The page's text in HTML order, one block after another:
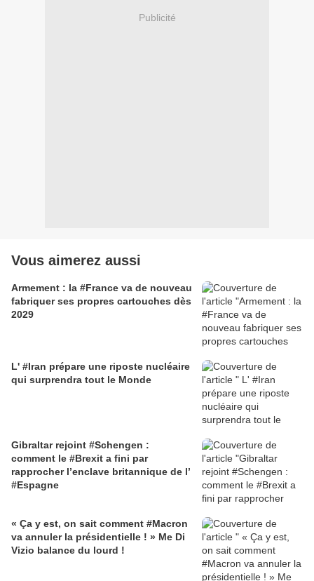
Publicité
Vous aimerez aussi
Armement : la #France va de nouveau
fabriquer ses propres cartouches dès
2029
L' #Iran prépare une riposte nucléaire
qui surprendra tout le Monde
Gibraltar rejoint #Schengen :
comment le #Brexit a fini par
rapprocher l’enclave britannique de l’
#Espagne
« Ça y est, on sait comment #Macron
va annuler la présidentielle ! » Me Di
Vizio balance du lourd !